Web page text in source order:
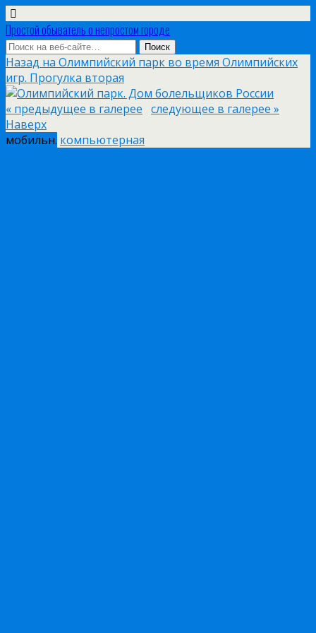
Простой обыватель о непростом городе
Назад на Олимпийский парк во время Олимпийских
игр. Прогулка вторая
« предыдущее в галерее следующее в галерее »
Наверх
мобильн. компьютерная